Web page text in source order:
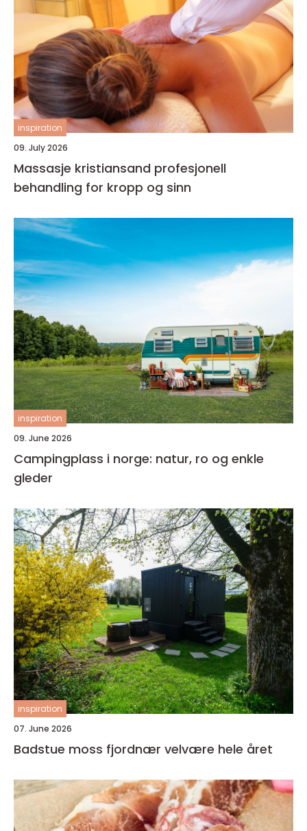
inspiration
09. July 2026
Massasje kristiansand profesjonell
behandling for kropp og sinn
inspiration
09. June 2026
Campingplass i norge: natur, ro og enkle
gleder
inspiration
07. June 2026
Badstue moss fjordnær velvære hele året